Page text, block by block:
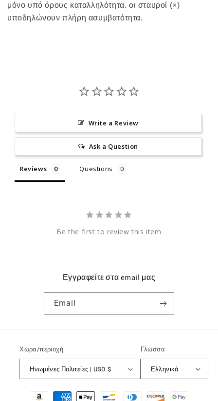
μόνο υπό όρους καταλληλότητα. οι σταυροί (×)
υποδηλώνουν πλήρη ασυμβατότητα.
Write a Review
Ask a Question
Reviews Questions
Be the first to review this item
Εγγραφείτε στα email μας
Email
Χώρα/περιοχή
Ηνωμένες Πολιτείες | USD $
Γλώσσα
Ελληνικά
Μέθοδοι